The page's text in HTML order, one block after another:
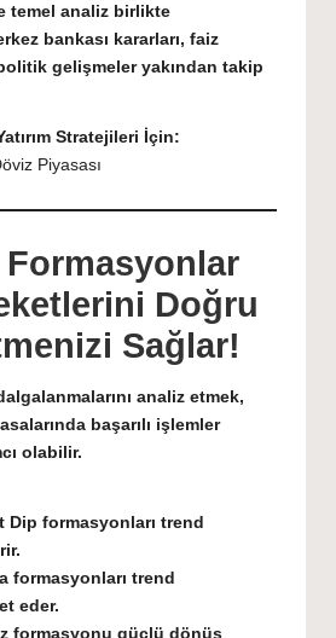
temel analiz birlikte
bankası kararları, faiz
gelişmeler yakından takip
Stratejileri İçin:
Piyasası
Formasyonlar
Doğru
Sağlar!
analiz etmek,
başarılı işlemler
olabilir.
Dip formasyonları trend
formasyonları trend
eder.
formasyonu güçlü dönüş